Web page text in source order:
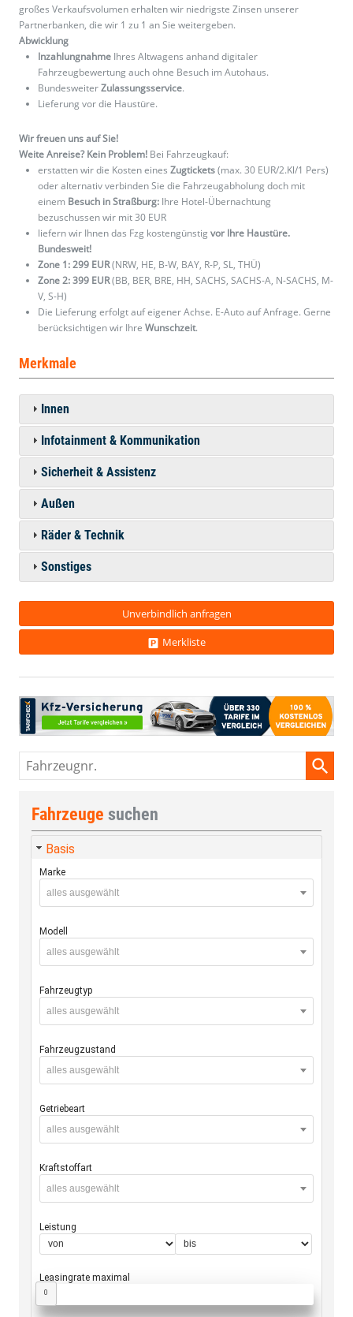
großes Verkaufsvolumen erhalten wir niedrigste Zinsen unserer
Partnerbanken, die wir 1 zu 1 an Sie weitergeben.
Abwicklung
Inzahlungnahme Ihres Altwagens anhand digitaler
Fahrzeugbewertung auch ohne Besuch im Autohaus.
BundesweiterZulassungsservice.
Lieferung vor die Haustüre.
Wir freuen uns auf Sie!
Weite Anreise? Kein Problem! Bei Fahrzeugkauf:
erstatten wir die Kosten eines Zugtickets(max. 30 EUR/2.Kl/1 Pers)
oder alternativ verbinden Sie die Fahrzeugabholung doch mit
einem Besuch in Straßburg: Ihre Hotel-Übernachtung
bezuschussen wir mit 30 EUR
liefern wir Ihnen das Fzg kostengünstig vor Ihre Haustüre.
Bundesweit!
Zone 1: 299 EUR(NRW, HE, B-W, BAY, R-P, SL, THÜ)
Zone 2: 399 EUR(BB, BER, BRE, HH, SACHS, SACHS-A, N-SACHS, M-
V, S-H)
Die Lieferung erfolgt auf eigener Achse. E-Auto auf Anfrage. Gerne
berücksichtigen wir Ihre Wunschzeit.
Merkmale
Innen
Infotainment & Kommunikation
Sicherheit & Assistenz
Außen
Räder & Technik
Sonstiges
Unverbindlich anfragen
Merkliste
Fahrzeugnr.
Fahrzeuge suchen
Basis
Marke
alles ausgewählt
Modell
alles ausgewählt
Fahrzeugtyp
alles ausgewählt
Fahrzeugzustand
alles ausgewählt
Getriebeart
alles ausgewählt
Kraftstoffart
alles ausgewählt
Leistung
Leasingrate maximal
0